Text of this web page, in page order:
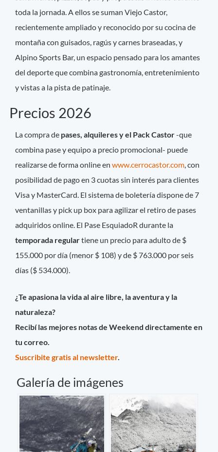
toda la jornada. A ellos se suman Viejo Castor,
recientemente ampliado y reconocido por su cocina de
montaña con guisados, ragús y carnes braseadas, y
Alpino Sports Bar, un espacio pensado para los amantes
del deporte que combina gastronomía, entretenimiento
y vistas a la pista de patinaje.
Precios 2026
La compra de pases, alquileres y el Pack Castor-que
combina pase y equipo a precio promocional- puede
realizarse de forma online enwww.cerrocastor.com, con
posibilidad de pago en 3 cuotas sin interés para clientes
Visa y MasterCard. El sistema de boletería dispone de 7
ventanillas y pick up box para agilizar el retiro de pases
adquiridos online. El Pase EsquiadoR durante la
temporada regulartiene un precio para adulto de $
155.000 por día (menor $ 108) y de $ 763.000 por seis
días ($ 534.000).
¿Te apasiona la vida al aire libre, la aventura y la
naturaleza?
Recibí las mejores notas de Weekend directamente en
tu correo.
Suscribite gratis al newsletter.
Galería de imágenes